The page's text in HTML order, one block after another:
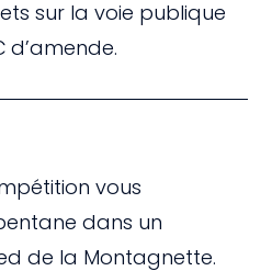
sur la voie publique
vous
dans un
de la Montagnette.